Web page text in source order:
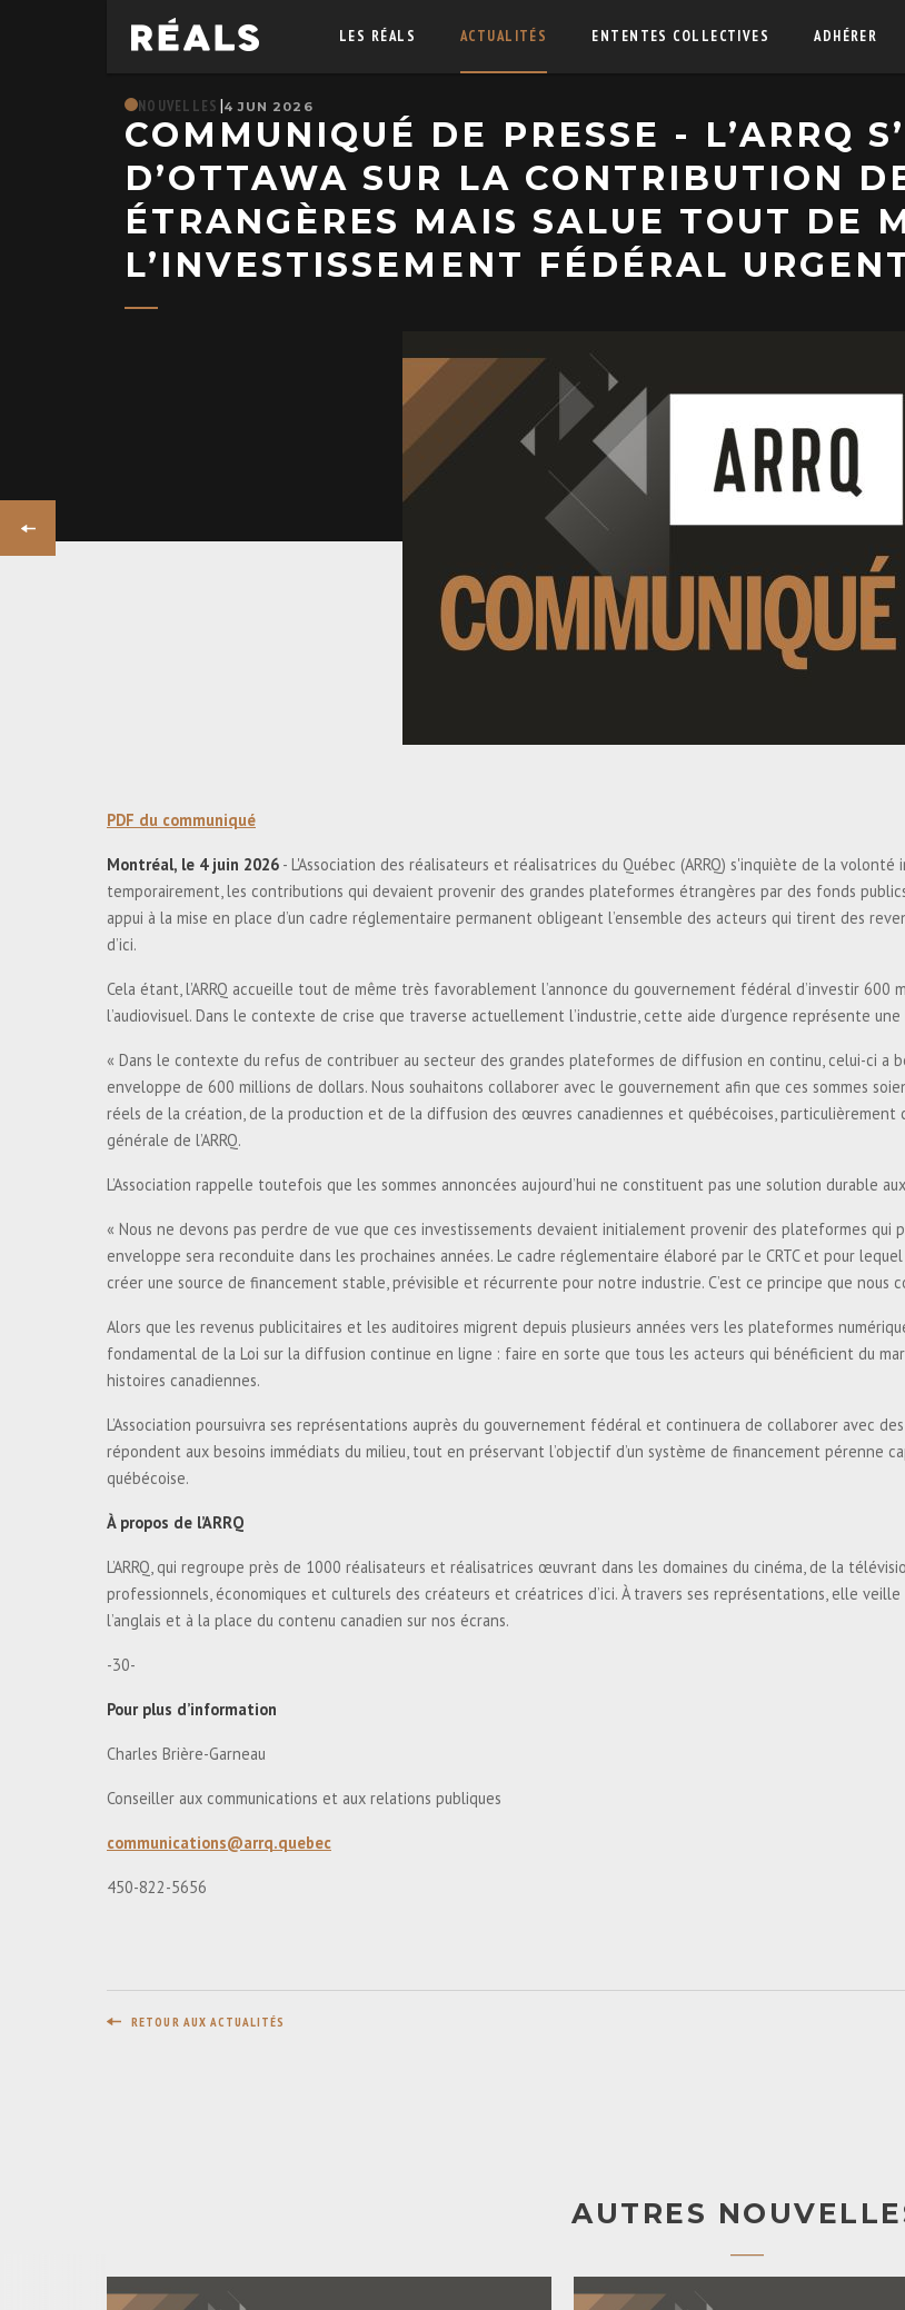
LES RÉALS ACTUALITÉS ENTENTES COLLECTIVES ADHÉRER
MÉMOIRE L'ARRQ -
NOUVELLES |4 JUN 2026
COMMUNIQUÉ DE PRESSE - L’ARRQ
D’OTTAWA SUR LA CONTRIBUTION
ÉTRANGÈRES MAIS SALUE TOUT DE
L’INVESTISSEMENT FÉDÉRAL
PDF du communiqué
Montréal, le 4 juin 2026 - L'Association des réalisateurs et réalisatrices du Québec (ARRQ) s'inquiète de la
temporairement, les contributions qui devaient provenir des grandes plateformes étrangères par des fonds
appui à la mise en place d’un cadre réglementaire permanent obligeant l’ensemble des acteurs qui tirent des
d’ici.
Cela étant, l’ARRQ accueille tout de même très favorablement l’annonce du gouvernement fédéral d’investir
l’audiovisuel. Dans le contexte de crise que traverse actuellement l’industrie, cette aide d’urgence représente
« Dans le contexte du refus de contribuer au secteur des grandes plateformes de diffusion en continu, celui-ci a
enveloppe de 600 millions de dollars. Nous souhaitons collaborer avec le gouvernement afin que ces sommes
réels de la création, de la production et de la diffusion des œuvres canadiennes et québécoises, particulièrement
générale de l’ARRQ.
L’Association rappelle toutefois que les sommes annoncées aujourd’hui ne constituent pas une solution durable
« Nous ne devons pas perdre de vue que ces investissements devaient initialement provenir des plateformes qui
enveloppe sera reconduite dans les prochaines années. Le cadre réglementaire élaboré par le CRTC et pour
créer une source de financement stable, prévisible et récurrente pour notre industrie. C’est ce principe que nous
Alors que les revenus publicitaires et les auditoires migrent depuis plusieurs années vers les plateformes
fondamental de la Loi sur la diffusion continue en ligne : faire en sorte que tous les acteurs qui bénéficient du
histoires canadiennes.
L’Association poursuivra ses représentations auprès du gouvernement fédéral et continuera de collaborer avec
répondent aux besoins immédiats du milieu, tout en préservant l’objectif d’un système de financement pérenne
québécoise.
À propos de l’ARRQ
L’ARRQ, qui regroupe près de 1000 réalisateurs et réalisatrices œuvrant dans les domaines du cinéma, de la
professionnels, économiques et culturels des créateurs et créatrices d’ici. À travers ses représentations, elle
l’anglais et à la place du contenu canadien sur nos écrans.
-30-
Pour plus d’information
Charles Brière-Garneau
Conseiller aux communications et aux relations publiques
communications@arrq.quebec
450-822-5656
RETOUR AUX ACTUALITÉS
AUTRES